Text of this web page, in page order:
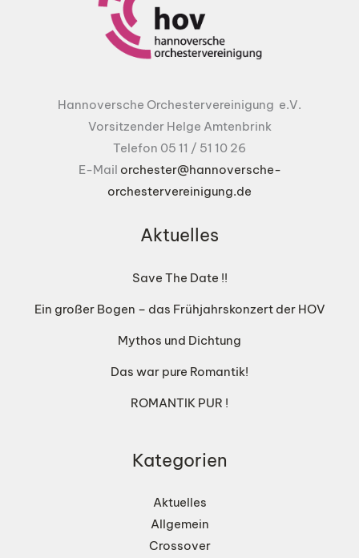
Hannoversche Orchestervereinigung e.V.
Vorsitzender Helge Amtenbrink
Telefon 05 11 / 51 10 26
E-Mail orchester@hannoversche-
orchestervereinigung.de
Aktuelles
Save The Date !!
Ein großer Bogen – das Frühjahrskonzert der HOV
Mythos und Dichtung
Das war pure Romantik!
ROMANTIK PUR !
Kategorien
Aktuelles
Allgemein
Crossover